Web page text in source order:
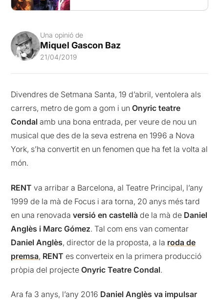
Una opinió de
Miquel Gascon Baz
21/04/2019
Divendres de Setmana Santa, 19 d’abril, ventolera als
carrers, metro de gom a gom i unOnyric teatre
Condal amb una bona entrada, per veure de nou un
musical que des de la seva estrena en 1996 a Nova
York, s’ha convertit en un fenomen que ha fet la volta al
món.
RENT va arribar a Barcelona, al Teatre Principal, l’any
1999 de la mà de Focus i ara torna, 20 anys més tard
en una renovada versió en castellà de la mà de Daniel
Anglès i Marc Gómez. Tal com ens van comentar
Daniel Anglès, director de la proposta, a la roda de
premsa, RENT es converteix en la primera producció
pròpia del projecteOnyric Teatre Condal.
Ara fa 3 anys, l’any 2016 Daniel Anglès va impulsar